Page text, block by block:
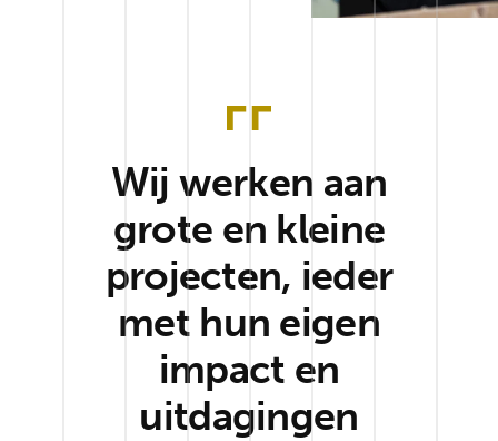
Wij werken aan
grote en kleine
projecten, ieder
met hun eigen
impact en
uitdagingen